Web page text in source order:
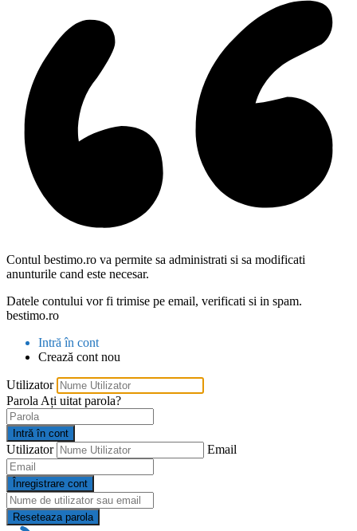
Contul bestimo.ro va permite sa administrati si sa modificati
anunturile cand este necesar.
Datele contului vor fi trimise pe email, verificati si in spam.
bestimo.ro
Intră în cont
Crează cont nou
Utilizator
Parola Ați uitat parola?
Intră în cont
Utilizator Email
Înregistrare cont
Reseteaza parola